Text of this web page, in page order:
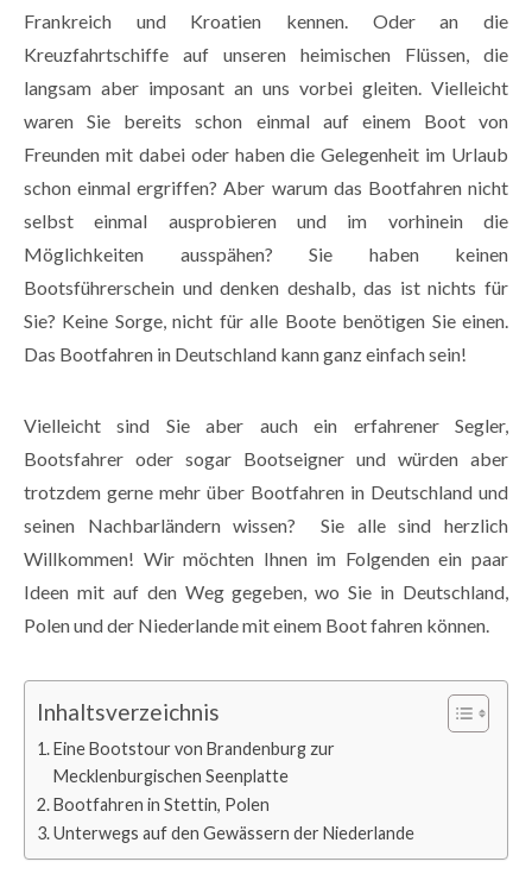
Frankreich und Kroatien kennen. Oder an die
Kreuzfahrtschiffe auf unseren heimischen Flüssen, die
langsam aber imposant an uns vorbei gleiten. Vielleicht
waren Sie bereits schon einmal auf einem Boot von
Freunden mit dabei oder haben die Gelegenheit im Urlaub
schon einmal ergriffen? Aber warum das Bootfahren nicht
selbst einmal ausprobieren und im vorhinein die
Möglichkeiten ausspähen? Sie haben keinen
Bootsführerschein und denken deshalb, das ist nichts für
Sie? Keine Sorge, nicht für alle Boote benötigen Sie einen.
Das Bootfahren in Deutschland kann ganz einfach sein!
Vielleicht sind Sie aber auch ein erfahrener Segler,
Bootsfahrer oder sogar Bootseigner und würden aber
trotzdem gerne mehr über Bootfahren in Deutschland und
seinen Nachbarländern wissen? Sie alle sind herzlich
Willkommen! Wir möchten Ihnen im Folgenden ein paar
Ideen mit auf den Weg gegeben, wo Sie in Deutschland,
Polen und der Niederlande mit einem Boot fahren können.
Inhaltsverzeichnis
Eine Bootstour von Brandenburg zur
Mecklenburgischen Seenplatte
Bootfahren in Stettin, Polen
Unterwegs auf den Gewässern der Niederlande